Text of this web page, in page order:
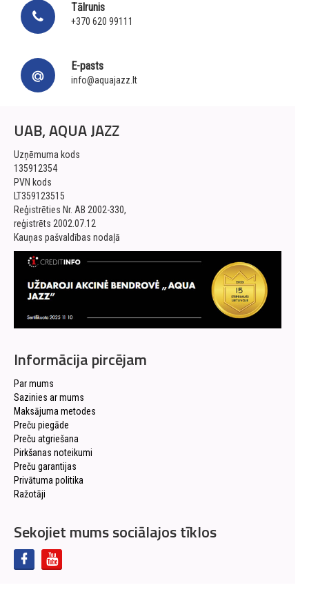
Tālrunis
+370 620 99111
E-pasts
info@aquajazz.lt
UAB, AQUA JAZZ
Uzņēmuma kods
135912354
PVN kods
LT359123515
Reģistrēties Nr. AB 2002-330,
reģistrēts 2002.07.12
Kauņas pašvaldības nodaļā
Informācija pircējam
Par mums
Sazinies ar mums
Maksājuma metodes
Preču piegāde
Preču atgriešana
Pirkšanas noteikumi
Preču garantijas
Privātuma politika
Ražotāji
Sekojiet mums sociālajos tīklos